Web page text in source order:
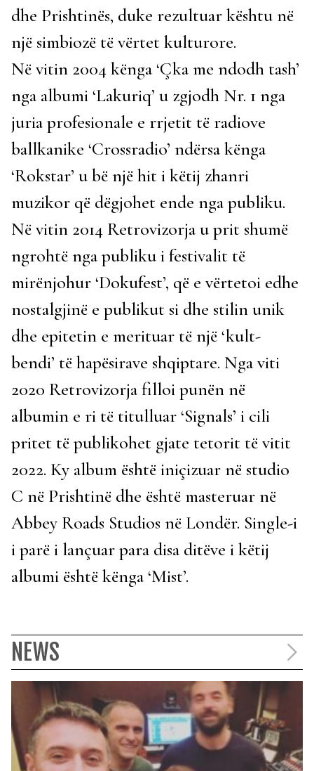
dhe Prishtinës, duke rezultuar kështu në
një simbiozë të vërtet kulturore.
Në vitin 2004 kënga ‘Çka me ndodh tash’
nga albumi ‘Lakuriq’ u zgjodh Nr. 1 nga
juria profesionale e rrjetit të radiove
ballkanike ‘Crossradio’ ndërsa kënga
‘Rokstar’ u bë një hit i këtij zhanri
muzikor që dëgjohet ende nga publiku.
Në vitin 2014 Retrovizorja u prit shumë
ngrohtë nga publiku i festivalit të
mirënjohur ‘Dokufest’, që e vërtetoi edhe
nostalgjinë e publikut si dhe stilin unik
dhe epitetin e merituar të një ‘kult-
bendi’ të hapësirave shqiptare. Nga viti
2020 Retrovizorja filloi punën në
albumin e ri të titulluar ‘Signals’ i cili
pritet të publikohet gjate tetorit të vitit
2022. Ky album është iniçizuar në studio
C në Prishtinë dhe është masteruar në
Abbey Roads Studios në Londër. Single-i
i parë i lançuar para disa ditëve i këtij
albumi është kënga ‘Mist’.
NEWS